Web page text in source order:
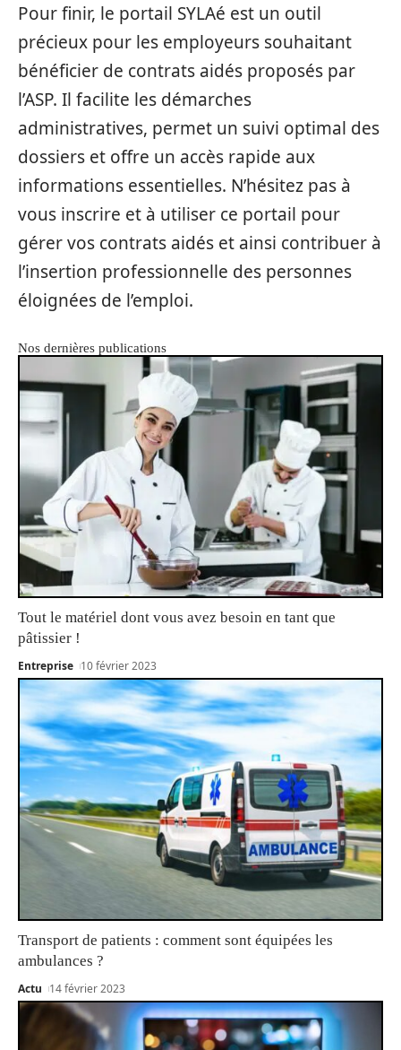
Pour finir, le portail SYLAé est un outil
précieux pour les employeurs souhaitant
bénéficier de contrats aidés proposés par
l’ASP. Il facilite les démarches
administratives, permet un suivi optimal des
dossiers et offre un accès rapide aux
informations essentielles. N’hésitez pas à
vous inscrire et à utiliser ce portail pour
gérer vos contrats aidés et ainsi contribuer à
l’insertion professionnelle des personnes
éloignées de l’emploi.
Nos dernières publications
Tout le matériel dont vous avez besoin en tant que
pâtissier !
Entreprise 10 février 2023
Transport de patients : comment sont équipées les
ambulances ?
Actu 14 février 2023